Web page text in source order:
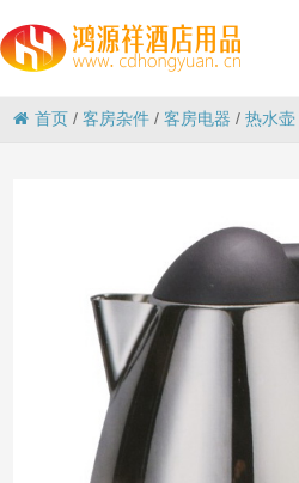
首页 /客房杂件 /客房电器 /热水壶